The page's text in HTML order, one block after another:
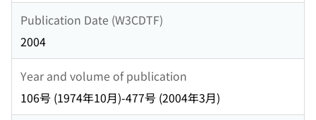
Publication Date (W3CDTF)
2004
Year and volume of publication
106号 (1974年10月)-477号 (2004年3月)